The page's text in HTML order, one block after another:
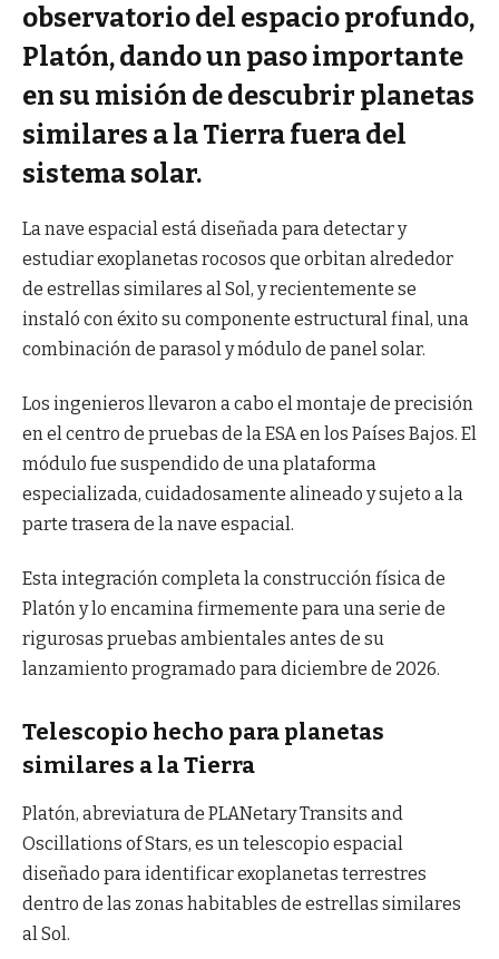
observatorio del espacio profundo,
Platón, dando un paso importante
en su misión de descubrir planetas
similares a la Tierra fuera del
sistema solar.
La nave espacial está diseñada para detectar y
estudiar exoplanetas rocosos que orbitan alrededor
de estrellas similares al Sol, y recientemente se
instaló con éxito su componente estructural final, una
combinación de parasol y módulo de panel solar.
Los ingenieros llevaron a cabo el montaje de precisión
en el centro de pruebas de la ESA en los Países Bajos. El
módulo fue suspendido de una plataforma
especializada, cuidadosamente alineado y sujeto a la
parte trasera de la nave espacial.
Esta integración completa la construcción física de
Platón y lo encamina firmemente para una serie de
rigurosas pruebas ambientales antes de su
lanzamiento programado para diciembre de 2026.
Telescopio hecho para planetas
similares a la Tierra
Platón, abreviatura de PLANetary Transits and
Oscillations of Stars, es un telescopio espacial
diseñado para identificar exoplanetas terrestres
dentro de las zonas habitables de estrellas similares
al Sol.